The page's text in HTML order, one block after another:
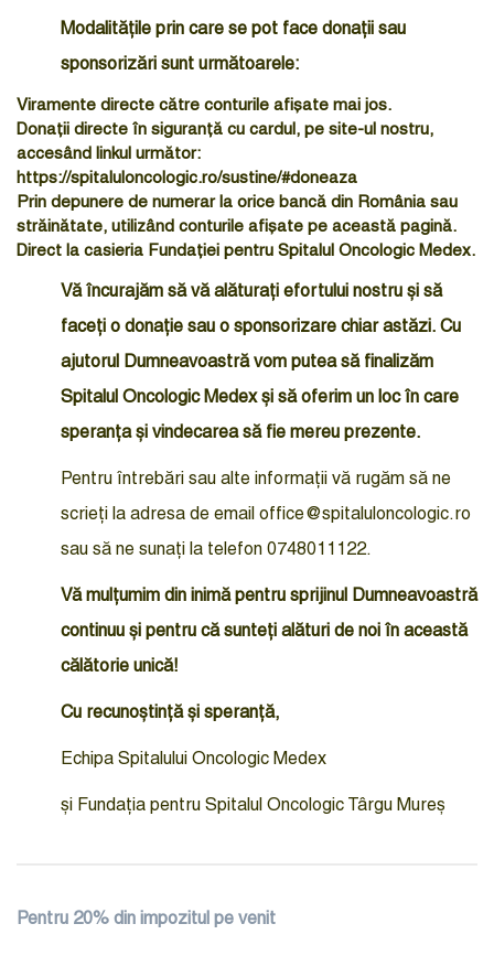
Modalitățile prin care se pot face donații sau
sponsorizări sunt următoarele:
Viramente directe către conturile afișate mai jos.
Donații directe în siguranță cu cardul , pe site-ul nostru,
accesând linkul următor:
https://spitaluloncologic.ro/sustine/#doneaza
Prin depunere de numerar la orice bancă din România sau
străinătate, utilizând conturile afișate pe această pagină.
Direct la casieria Fundației pentru Spitalul Oncologic Medex.
Vă încurajăm să vă alăturați efortului nostru și să
faceți o donație sau o sponsorizare chiar astăzi. Cu
ajutorul Dumneavoastră vom putea să finalizăm
Spitalul Oncologic Medex și să oferim un loc în care
speranța și vindecarea să fie mereu prezente.
Pentru întrebări sau alte informații vă rugăm să ne
scrieți la adresa de email office@spitaluloncologic.ro
sau să ne sunați la telefon 0748011122.
Vă mulțumim din inimă pentru sprijinul Dumneavoastră
continuu și pentru că sunteți alături de noi în această
călătorie unică!
Cu recunoștință și speranță,
Echipa Spitalului Oncologic Medex
și Fundația pentru Spitalul Oncologic Târgu Mureș
Pentru 20% din impozitul pe venit